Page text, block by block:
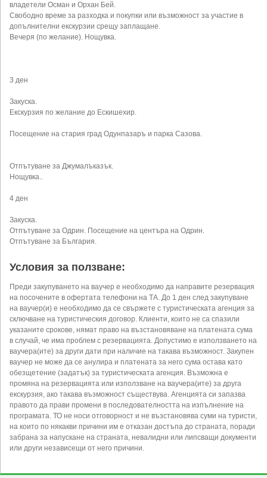
владетели Осман и Орхан Бей.
Свободно време за разходка и покупки или възможност за участие в
допълнителни екскурзии срещу заплащане.
Вечеря (по желание). Нощувка.
3 ден
Закуска.
Екскурзия по желание до Ескишехир.
Посещение на стария град Одунпазаръ и парка Сазова.
Отпътуване за Джумалъказък.
Нощувка..
4 ден
Закуска.
Отпътуване за Одрин. Посещение на центъра на Одрин.
Отпътуване за България.
Условия за ползване:
Преди закупуването на ваучер е необходимо да направите резервация
на посочените в офертата телефони на ТА. До 1 ден след закупуване
на ваучер(и) е необходимо да се свържете с туристическата агенция за
сключване на туристическия договор. Клиенти, които не са спазили
указаните срокове, нямат право на възстановяване на платената сума
в случай, че има проблем с резервацията. Допустимо е използването на
ваучера(ите) за други дати при наличие на такава възможност. Закупен
ваучер не може да се анулира и платената за него сума остава като
обезщетение (задатък) за туристическата агенция. Възможна е
промяна на резервацията или използване на ваучера(ите) за друга
екскурзия, ако такава възможност съществува. Агенцията си запазва
правото да прави промени в последователността на изпълнение на
програмата. ТО не носи отговорност и не възстановява суми на туристи,
на които по някакви причини им е отказан достъпа до страната, поради
забрана за напускане на страната, невалидни или липсващи документи
или други независещи от него причини.